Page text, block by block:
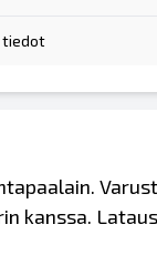
tiedot
kanssa.